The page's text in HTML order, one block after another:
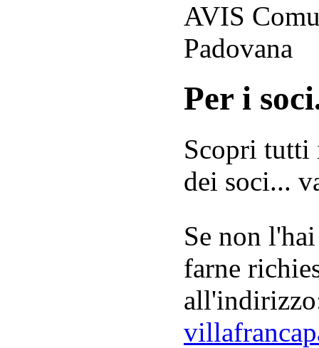
AVIS
Padovana
Per i
Scopri tutti
dei soci...
Se non
farne